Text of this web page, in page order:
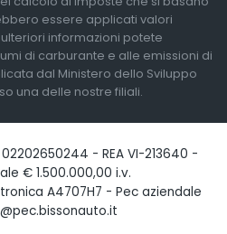
essere applicati valori
informazioni potete
di carburante e alle emissioni di
dal Ministero dello Sviluppo
una delle nostre filiali.
02202650244 - REA VI-213640 -
€ 1.500.000,00 i.v.
A4707H7 - Pec aziendale